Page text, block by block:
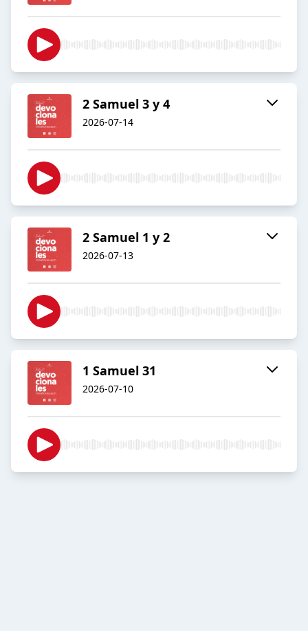
2 Samuel 3 y 4
2026-07-14
2 Samuel 1 y 2
2026-07-13
1 Samuel 31
2026-07-10